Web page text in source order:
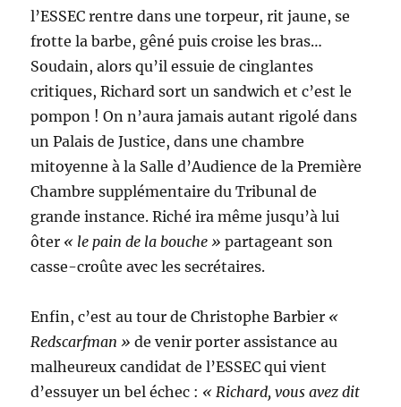
l’ESSEC rentre dans une torpeur, rit jaune, se
frotte la barbe, gêné puis croise les bras…
Soudain, alors qu’il essuie de cinglantes
critiques, Richard sort un sandwich et c’est le
pompon ! On n’aura jamais autant rigolé dans
un Palais de Justice, dans une chambre
mitoyenne à la Salle d’Audience de la Première
Chambre supplémentaire du Tribunal de
grande instance. Riché ira même jusqu’à lui
ôter « le pain de la bouche » partageant son
casse-croûte avec les secrétaires.
Enfin, c’est au tour de Christophe Barbier «
Redscarfman » de venir porter assistance au
malheureux candidat de l’ESSEC qui vient
d’essuyer un bel échec : « Richard, vous avez dit